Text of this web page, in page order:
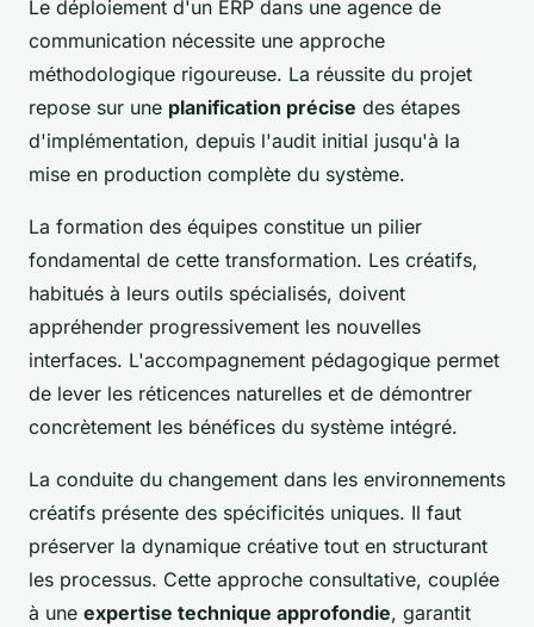
Le déploiement d'un ERP dans une agence de
communication nécessite une approche
méthodologique rigoureuse. La réussite du projet
repose sur une planification précise des étapes
d'implémentation, depuis l'audit initial jusqu'à la
mise en production complète du système.
La formation des équipes constitue un pilier
fondamental de cette transformation. Les créatifs,
habitués à leurs outils spécialisés, doivent
appréhender progressivement les nouvelles
interfaces. L'accompagnement pédagogique permet
de lever les réticences naturelles et de démontrer
concrètement les bénéfices du système intégré.
La conduite du changement dans les environnements
créatifs présente des spécificités uniques. Il faut
préserver la dynamique créative tout en structurant
les processus. Cette approche consultative, couplée
à une expertise technique approfondie, garantit